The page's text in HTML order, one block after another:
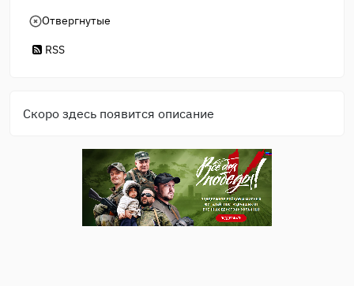
Отвергнутые
RSS
Скоро здесь появится описание